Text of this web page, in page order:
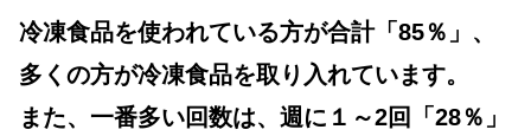
冷凍食品を使われている方が合計「85％」、
多くの方が冷凍食品を取り入れています。
また、一番多い回数は、週に１～2回「28％」